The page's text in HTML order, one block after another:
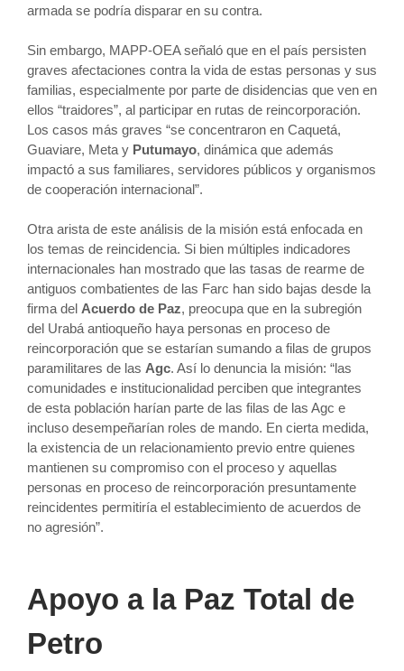
armada se podría disparar en su contra.
Sin embargo, MAPP-OEA señaló que en el país persisten
graves afectaciones contra la vida de estas personas y sus
familias, especialmente por parte de disidencias que ven en
ellos “traidores”, al participar en rutas de reincorporación.
Los casos más graves “se concentraron en Caquetá,
Guaviare, Meta y Putumayo, dinámica que además
impactó a sus familiares, servidores públicos y organismos
de cooperación internacional”.
Otra arista de este análisis de la misión está enfocada en
los temas de reincidencia. Si bien múltiples indicadores
internacionales han mostrado que las tasas de rearme de
antiguos combatientes de las Farc han sido bajas desde la
firma del Acuerdo de Paz, preocupa que en la subregión
del Urabá antioqueño haya personas en proceso de
reincorporación que se estarían sumando a filas de grupos
paramilitares de las Agc. Así lo denuncia la misión: “las
comunidades e institucionalidad perciben que integrantes
de esta población harían parte de las filas de las Agc e
incluso desempeñarían roles de mando. En cierta medida,
la existencia de un relacionamiento previo entre quienes
mantienen su compromiso con el proceso y aquellas
personas en proceso de reincorporación presuntamente
reincidentes permitiría el establecimiento de acuerdos de
no agresión”.
Apoyo a la Paz Total de
Petro